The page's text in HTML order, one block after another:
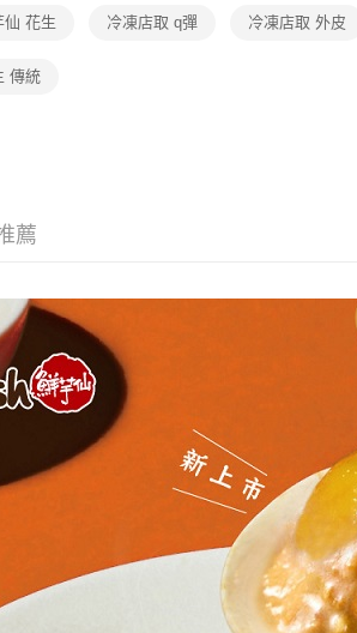
❚ Fa點優惠
仙 花生 冷凍店取 q彈 冷凍店取 外皮
傳統
薦